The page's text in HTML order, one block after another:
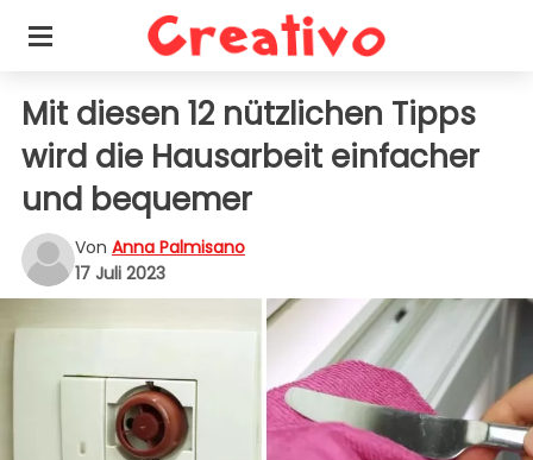
Mit diesen 12 nützlichen Tipps
wird die Hausarbeit einfacher
und bequemer
Von Anna Palmisano
17 Juli 2023